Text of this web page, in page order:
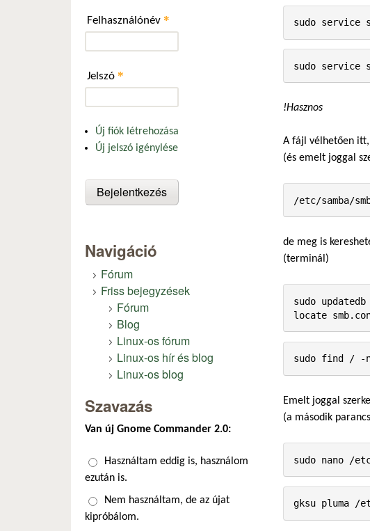
!Hasznos
A fájl vélhetően
(és emelt joggal
de meg is
(terminál)
sudo updatedb
Emelt joggal
(a második
sudo nano /
gksu pluma /
Felhasználónév *
Jelszó *
Új fiók létrehozása
Új jelszó igénylése
Navigáció
Fórum
Friss bejegyzések
Fórum
Blog
Linux-os fórum
Linux-os hír és blog
Linux-os blog
Szavazás
Van új Gnome Commander 2.0:
Választások
Használtam eddig is, használom
ezután is.
Nem használtam, de az újat
kipróbálom.